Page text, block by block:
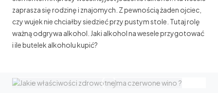
zaprasza się rodzinę i znajomych. Z pewnością żaden ojciec,
czy wujek nie chciałby siedzieć przy pustym stole. Tutaj rolę
ważną odgrywa alkohol. Jaki alkohol na wesele przygotować
i ile butelek alkoholu kupić?